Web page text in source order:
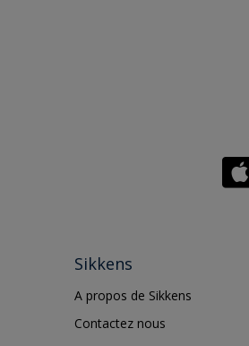
Sikkens
A propos de Sikkens
Contactez nous